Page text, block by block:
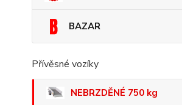
BAZAR
Přívěsné vozíky
NEBRZDĚNÉ 750 kg